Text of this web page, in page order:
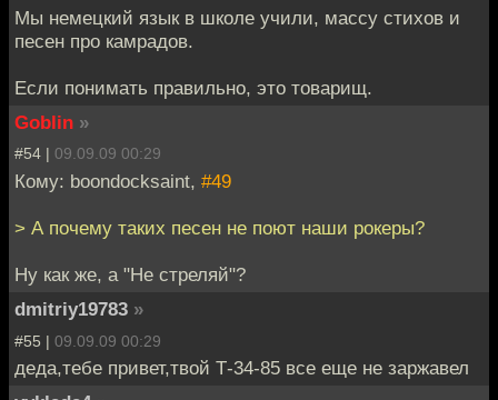
Мы немецкий язык в школе учили, массу стихов и
песен про камрадов.
Если понимать правильно, это товарищ.
Goblin »
#54 | 09.09.09 00:29
Кому: boondocksaint, #49
> А почему таких песен не поют наши рокеры?
Ну как же, а "Не стреляй"?
dmitriy19783 »
#55 | 09.09.09 00:29
деда,тебе привет,твой Т-34-85 все еще не заржавел